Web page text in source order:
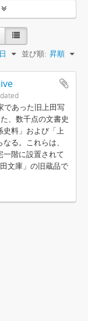
並び順: 昇順
であった旧上田写
、数千点の文書史
史料」および「上
る。これらは、
一階に設置されて
文庫」の旧蔵品で